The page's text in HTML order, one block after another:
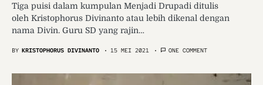
Tiga puisi dalam kumpulan Menjadi Drupadi ditulis
oleh Kristophorus Divinanto atau lebih dikenal dengan
nama Divin. Guru SD yang rajin…
BY KRISTOPHORUS DIVINANTO 15 MEI 2021 ONE COMMENT